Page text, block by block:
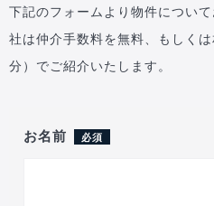
下記のフォームより物件につい
社は仲介手数料を無料、もしく
分）でご紹介いたします。
お名前 必須